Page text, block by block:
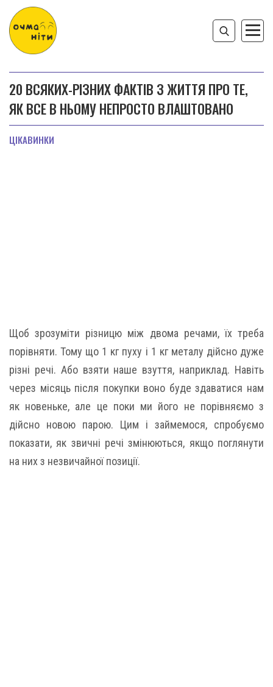
20 ВСЯКИХ-РІЗНИХ ФАКТІВ З ЖИТТЯ ПРО ТЕ,
ЯК ВСЕ В НЬОМУ НЕПРОСТО ВЛАШТОВАНО
ЦІКАВИНКИ
Щоб зрозуміти різницю між двома речами, їх треба
порівняти. Тому що 1 кг пуху і 1 кг металу дійсно дуже
різні речі. Або взяти наше взуття, наприклад. Навіть
через місяць після покупки воно буде здаватися нам
як новеньке, але це поки ми його не порівняємо з
дійсно новою парою. Цим і займемося, спробуємо
показати, як звичні речі змінюються, якщо поглянути
на них з незвичайної позиції.